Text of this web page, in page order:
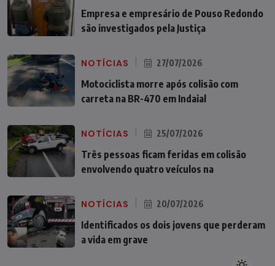
Empresa e empresário de Pouso Redondo
são investigados pela Justiça
NOTÍCIAS 27/07/2026
Motociclista morre após colisão com
carreta na BR-470 em Indaial
NOTÍCIAS 25/07/2026
Três pessoas ficam feridas em colisão
envolvendo quatro veículos na
NOTÍCIAS 20/07/2026
Identificados os dois jovens que perderam
a vida em grave